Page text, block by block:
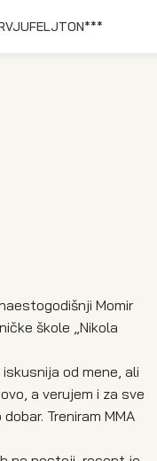
FELJTON***
Momir
škole „Nikola
od mene, ali
a verujem i za sve
Treniram MMA